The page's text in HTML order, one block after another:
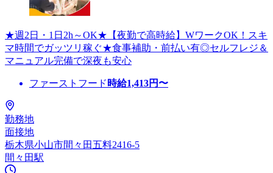
★週2日・1日2h～OK★【夜勤で高時給】WワークOK！スキ
マ時間でガッツリ稼ぐ★食事補助・前払い有◎セルフレジ＆
マニュアル完備で深夜も安心
ファーストフード 時給1,413円〜
勤務地
面接地
栃木県小山市間々田五料2416-5
間々田駅